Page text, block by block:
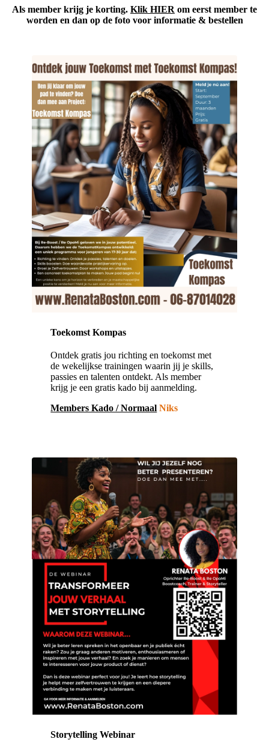
Als member krijg je korting. Klik HIER om eerst member te
worden en dan op de foto voor informatie & bestellen
Toekomst Kompas
Ontdek gratis jou richting en toekomst met
de wekelijkse trainingen waarin jij je skills,
passies en talenten ontdekt. Als member
krijg je een gratis kado bij aanmelding.
Members Kado / Normaal Niks
Storytelling Webinar